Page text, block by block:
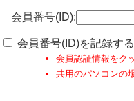
会員番号(ID):
会員番号(ID)を記録す
会員認証情報をク
共用のパソコンの